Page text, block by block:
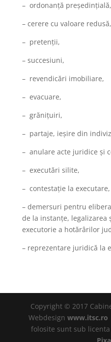
– ordonanță președințială,
– cerere cu valoare redusă,
– pretenții,
– succesiuni,
– revendicări imobiliare,
– evacuare,
– grănițuiri,
– partaje, ieșire din
– anulare acte juridice și
– executări silite,
– contestație la executare,
– demersuri pentru
de la instanțe, legalizarea
executorie a hotărârilor
– reprezentare juridică la
Copyright © 2017
Webdesign www.itsc.ro
folosite sunt sub licenta